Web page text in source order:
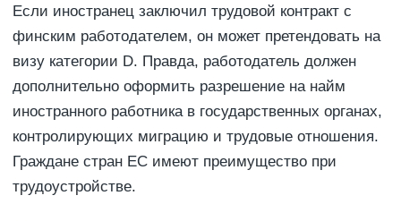
Если иностранец заключил трудовой контракт с
финским работодателем, он может претендовать на
визу категории D. Правда, работодатель должен
дополнительно оформить разрешение на найм
иностранного работника в государственных органах,
контролирующих миграцию и трудовые отношения.
Граждане стран ЕС имеют преимущество при
трудоустройстве.